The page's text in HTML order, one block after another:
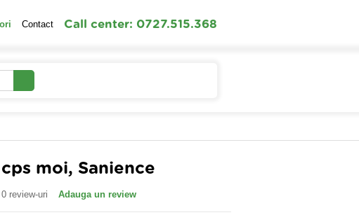
Contact Call center: 0727.515.368
moi, Sanience
review-uri Adauga un review